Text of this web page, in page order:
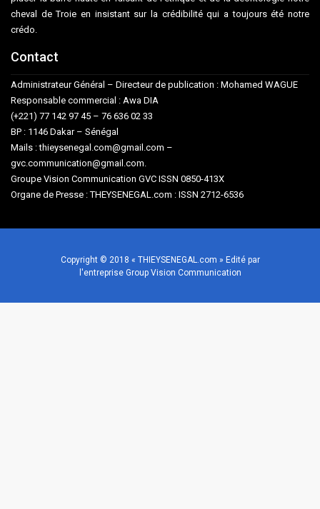
cheval de Troie en insistant sur la crédibilité qui a toujours été notre
crédo.
Contact
Administrateur Général – Directeur de publication : Mohamed WAGUE
Responsable commercial : Awa DIA
(+221) 77 142 97 45 – 76 636 02 33
BP : 1146 Dakar – Sénégal
Mails : thieysenegal.com@gmail.com –
gvc.communication@gmail.com.
Groupe Vision Communication GVC ISSN 0850-413X
Organe de Presse : THEYSENEGAL.com : ISSN 2712-6536
Copyright © 2018 « THIEYSENEGAL.com » Edité par
l'entreprise Group Vision Communication